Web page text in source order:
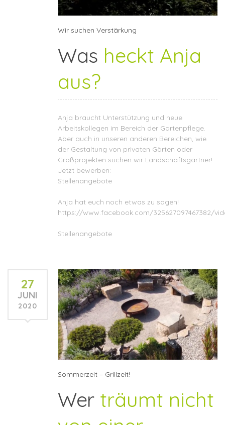
Wir suchen Verstärkung
Was heckt Anja
aus?
Anja braucht Unterstützung und neue
Arbeitskollegen im Bereich der Gartenpflege.
Aber auch in unseren anderen Bereichen, wie
der Gestaltung von privaten Gärten oder
Großprojekten suchen wir Landschaftsgärtner!
Jetzt bewerben:
Stellenangebote
Anja hat euch noch etwas zu sagen!
https://www.facebook.com/325627097467382/
Stellenangebote
27
JUNI
2020
Sommerzeit = Grillzeit!
Werträumt nicht